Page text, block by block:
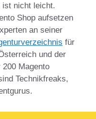
ist nicht leicht.
Shop aufsetzen
an seiner
für
und der
Magento
Technikfreaks,